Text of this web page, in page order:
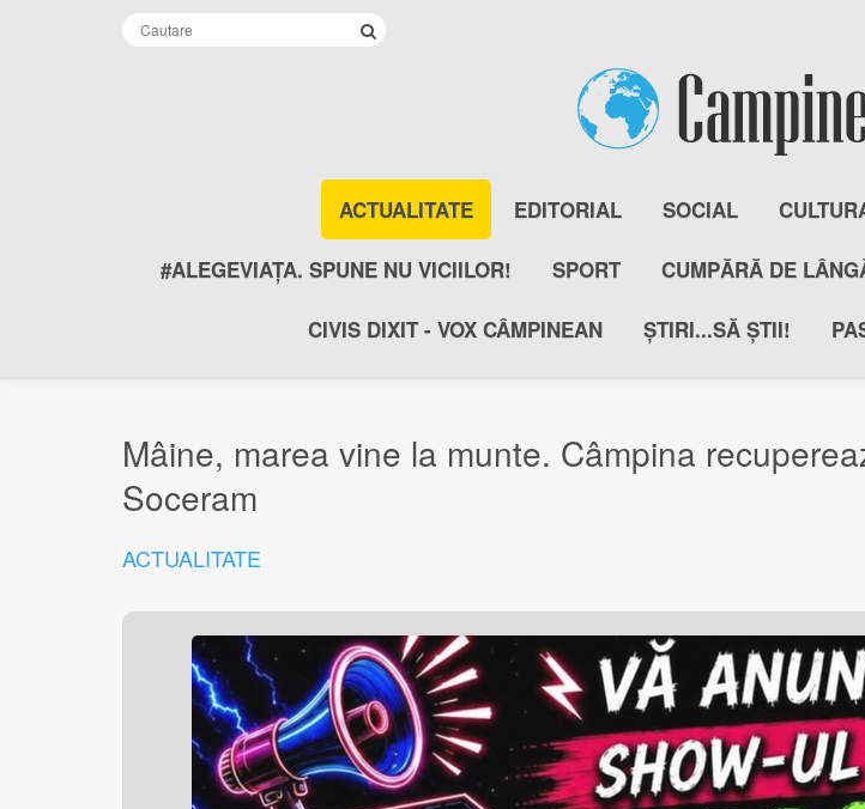
ACTUALITATE EDITORIAL SOCIAL
#ALEGEVIAȚA. SPUNE NU VICIILOR! SPORT CUMPĂRĂ DE
CIVIS DIXIT - VOX CÂMPINEAN ȘTIRI...SĂ ȘTII!
Mâine, marea vine la munte. Câmpina
Soceram
ACTUALITATE